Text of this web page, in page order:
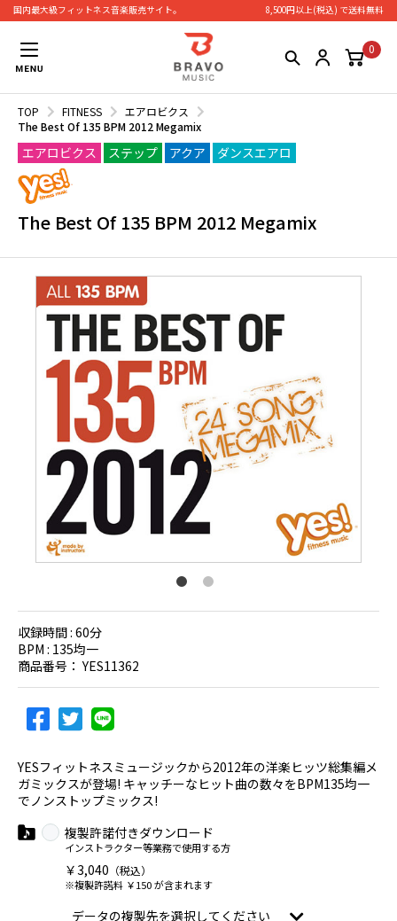
国内最大級フィットネス⾳楽販売サイト。 8,500円以上(税込) で送料無料
0
TOP FITNESS
エアロビクス
The Best Of 135 BPM 2012 Megamix
エアロビクス ステップ アクア ダンスエアロ
The Best Of 135 BPM 2012 Megamix
収録時間 : 60分
BPM : 135均一
商品番号：YES11362
YESフィットネスミュージックから2012年の洋楽ヒッツ総集編メ
ガミックスが登場! キャッチーなヒット曲の数々をBPM135均一
でノンストップミックス!
複製許諾付きダウンロード
インストラクター等業務で使用する方
￥3,040 （税込）
※複製許諾料 ￥150 が含まれます